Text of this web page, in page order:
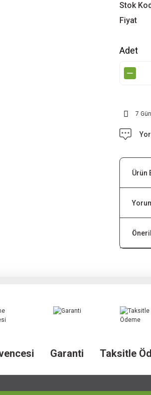
Stok
Fiyat
Adet
7
Ürün
Garanti Taksitle